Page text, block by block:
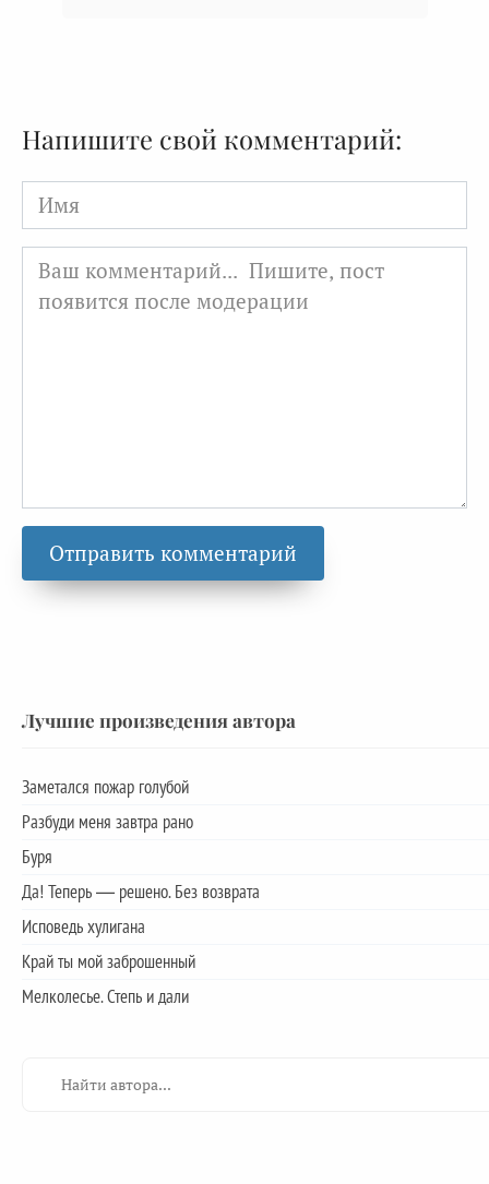
Напишите свой комментарий:
Имя
Лучшие произведения автора
Заметался пожар голубой
Разбуди меня завтра рано
Буря
Да! Теперь — решено. Без возврата
Исповедь хулигана
Край ты мой заброшенный
Мелколесье. Степь и дали